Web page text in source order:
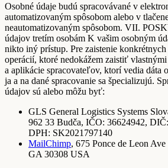
Osobné údaje budú spracovávané v
automatizovaným spôsobom alebo v
neautomatizovaným spôsobom. VII.
údajov tretím osobám K vašim osobným
nikto iný prístup. Pre zaistenie
operácií, ktoré nedokážem zaistiť
a aplikácie spracovateľov, ktorí vedia dáta
ja a na dané spracovanie sa špecializujú.
údajov sú alebo môžu byť:
GLS General Logistics Systems
962 33 Budča, IČO: 36624942,
DPH: SK2021797140
MailChimp, 675 Ponce de Leon
GA 30308 USA